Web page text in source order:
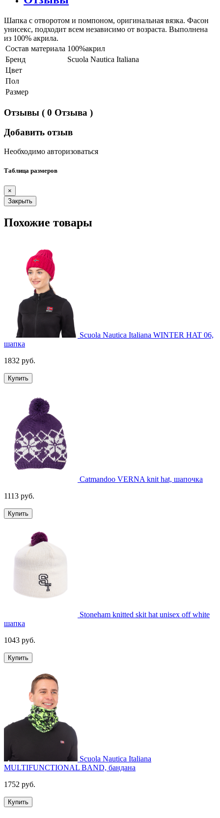
Шапка с отворотом и помпоном, оригинальная вязка. Фасон
унисекс, подходит всем независимо от возраста. Выполнена
из 100% акрила.
Состав материала 100%акрил
Бренд
Scuola Nautica Italiana
Цвет
Пол
Размер
Отзывы ( 0 Отзыва )
Добавить отзыв
Необходимо авторизоваться
Таблица размеров
×
Закрыть
Похожие товары
Scuola Nautica Italiana WINTER HAT 06,
шапка
1832 руб.
Купить
Catmandoo VERNA knit hat, шапочка
1113 руб.
Купить
Stoneham knitted skit hat unisex off white
шапка
1043 руб.
Купить
Scuola Nautica Italiana
MULTIFUNCTIONAL BAND, бандана
1752 руб.
Купить